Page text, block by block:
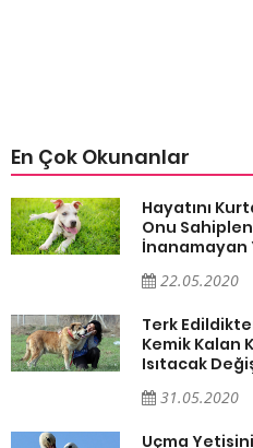
En Çok Okunanlar
Hayatını
Onu
İnanamayan
22.05.2020
Terk
Kemik Kalan
Isıtacak
31.05.2020
Uçma